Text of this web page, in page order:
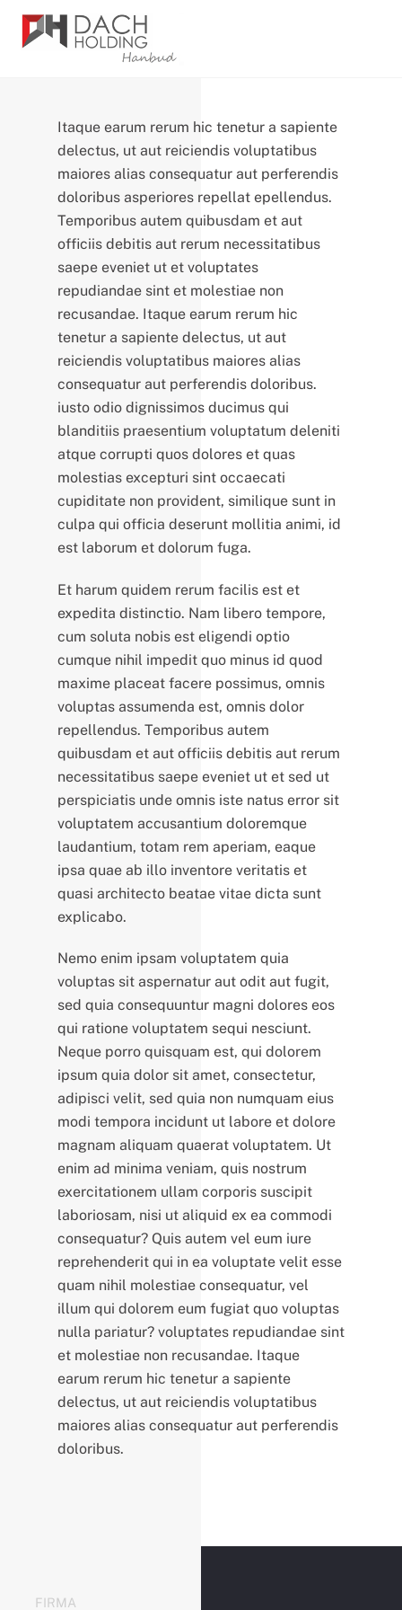
Skip
Itaque earum rerum hic tenetur a sapiente
delectus, ut aut reiciendis voluptatibus
maiores alias consequatur aut perferendis
doloribus asperiores repellat epellendus.
Temporibus autem quibusdam et aut
officiis debitis aut rerum necessitatibus
saepe eveniet ut et voluptates
repudiandae sint et molestiae non
recusandae. Itaque earum rerum hic
tenetur a sapiente delectus, ut aut
reiciendis voluptatibus maiores alias
consequatur aut perferendis doloribus.
iusto odio dignissimos ducimus qui
blanditiis praesentium voluptatum deleniti
atque corrupti quos dolores et quas
molestias excepturi sint occaecati
cupiditate non provident, similique sunt in
culpa qui officia deserunt mollitia animi, id
est laborum et dolorum fuga.
Et harum quidem rerum facilis est et
expedita distinctio. Nam libero tempore,
cum soluta nobis est eligendi optio
cumque nihil impedit quo minus id quod
maxime placeat facere possimus, omnis
voluptas assumenda est, omnis dolor
repellendus. Temporibus autem
quibusdam et aut officiis debitis aut rerum
necessitatibus saepe eveniet ut et sed ut
perspiciatis unde omnis iste natus error sit
voluptatem accusantium doloremque
laudantium, totam rem aperiam, eaque
ipsa quae ab illo inventore veritatis et
quasi architecto beatae vitae dicta sunt
explicabo.
Nemo enim ipsam voluptatem quia
voluptas sit aspernatur aut odit aut fugit,
sed quia consequuntur magni dolores eos
qui ratione voluptatem sequi nesciunt.
Neque porro quisquam est, qui dolorem
ipsum quia dolor sit amet, consectetur,
adipisci velit, sed quia non numquam eius
modi tempora incidunt ut labore et dolore
magnam aliquam quaerat voluptatem. Ut
enim ad minima veniam, quis nostrum
exercitationem ullam corporis suscipit
laboriosam, nisi ut aliquid ex ea commodi
consequatur? Quis autem vel eum iure
reprehenderit qui in ea voluptate velit esse
quam nihil molestiae consequatur, vel
illum qui dolorem eum fugiat quo voluptas
nulla pariatur? voluptates repudiandae sint
et molestiae non recusandae. Itaque
earum rerum hic tenetur a sapiente
delectus, ut aut reiciendis voluptatibus
maiores alias consequatur aut perferendis
doloribus.
FIRMA